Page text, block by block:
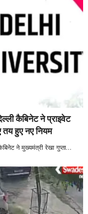
कैबिनेट ने प्राइवेट
तय हुए नए नियम
ने मुख्यमंत्री रेखा गुप्ता…